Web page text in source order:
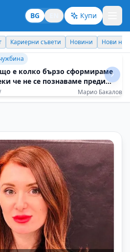
BG Купи
Нови назначения Днес празнува
любопитство е двигателят
кариера
Георги Момеков